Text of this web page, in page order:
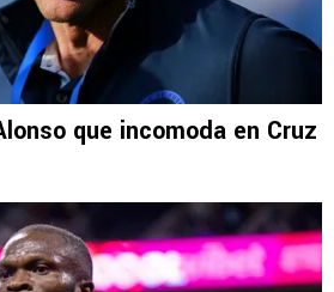
que incomoda en Cruz